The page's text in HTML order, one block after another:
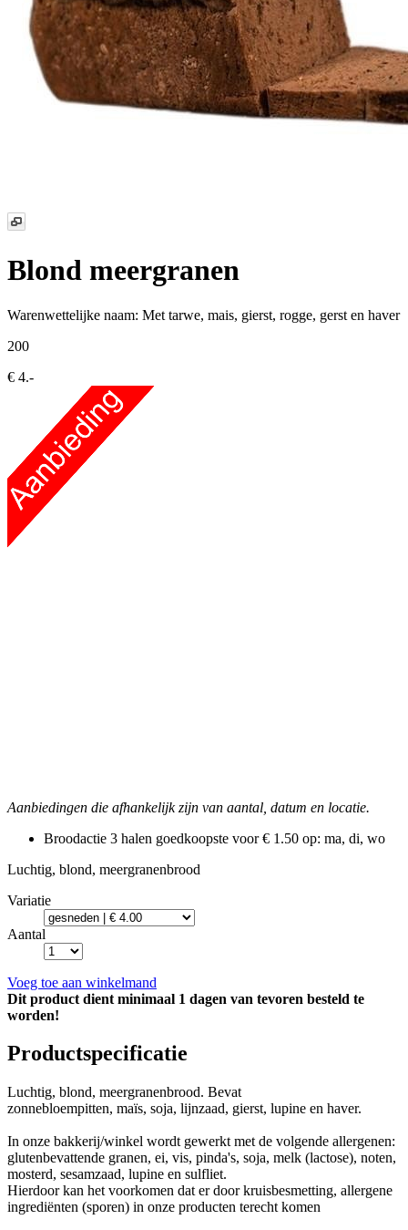
Blond meergranen
Warenwettelijke naam: Met tarwe, mais, gierst, rogge, gerst en haver
200
€ 4.-
Aanbiedingen die afhankelijk zijn van aantal, datum en locatie.
Broodactie 3 halen goedkoopste voor € 1.50 op: ma, di, wo
Luchtig, blond, meergranenbrood
Variatie
Aantal
Voeg toe aan winkelmand
Dit product dient minimaal 1 dagen van tevoren besteld te
worden!
Productspecificatie
Luchtig, blond, meergranenbrood. Bevat
zonnebloempitten, maïs, soja, lijnzaad, gierst, lupine en haver.
In onze bakkerij/winkel wordt gewerkt met de volgende allergenen:
glutenbevattende granen, ei, vis, pinda's, soja, melk (lactose), noten,
mosterd, sesamzaad, lupine en sulfliet.
Hierdoor kan het voorkomen dat er door kruisbesmetting, allergene
ingrediënten (sporen) in onze producten terecht komen